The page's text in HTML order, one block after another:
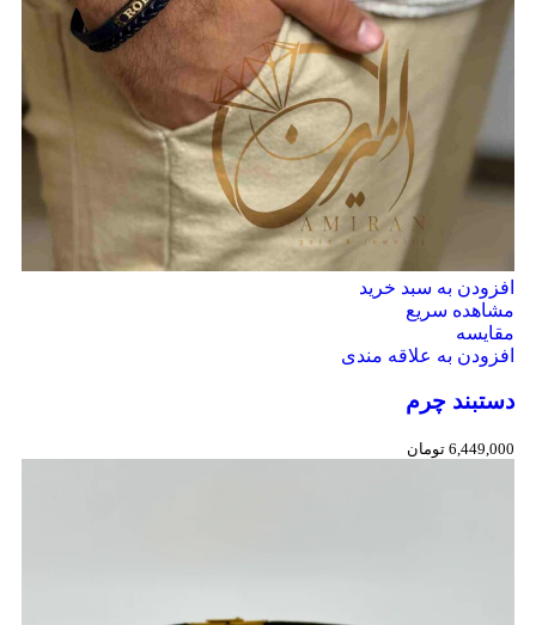
افزودن به سبد خرید
مشاهده سریع
مقایسه
افزودن به علاقه مندی
دستبند چرم
6,449,000 تومان